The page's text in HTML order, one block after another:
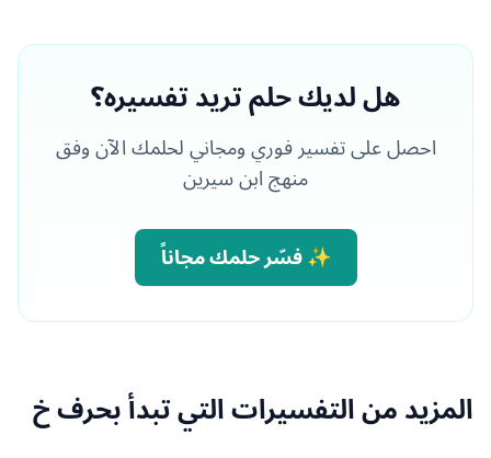
هل لديك حلم تريد تفسيره؟
احصل على تفسير فوري ومجاني لحلمك الآن وفق
منهج ابن سيرين
✨ فسّر حلمك مجاناً
المزيد من التفسيرات التي تبدأ بحرف خ